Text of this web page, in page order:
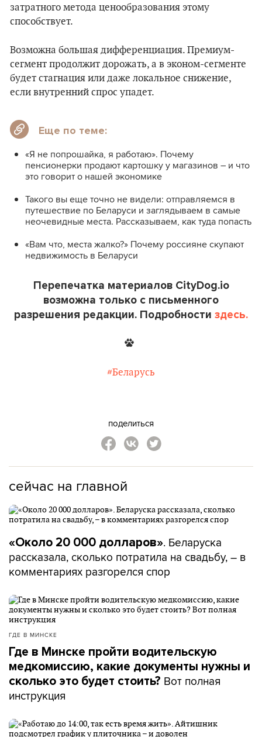
затратного метода ценообразования этому
способствует.
Возможна большая дифференциация. Премиум-
сегмент продолжит дорожать, а в эконом-сегменте
будет стагнация или даже локальное снижение,
если внутренний спрос упадет.
Еще по теме:
«Я не попрошайка, я работаю». Почему
пенсионерки продают картошку у магазинов – и что
это говорит о нашей экономике
Такого вы еще точно не видели: отправляемся в
путешествие по Беларуси и заглядываем в самые
неочевидные места. Рассказываем, как туда попасть
«Вам что, места жалко?» Почему россияне скупают
недвижимость в Беларуси
Перепечатка материалов CityDog.io
возможна только с письменного
разрешения редакции. Подробности здесь.
#Беларусь
поделиться
сейчас на главной
«Около 20 000 долларов». Беларуска
рассказала, сколько потратила на свадьбу, – в
комментариях разгорелся спор
ГДЕ В МИНСКЕ
Где в Минске пройти водительскую
медкомиссию, какие документы нужны и
сколько это будет стоить? Вот полная
инструкция